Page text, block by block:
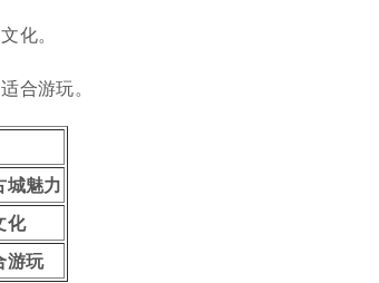
化。
合游玩。
城魅力
化
游玩